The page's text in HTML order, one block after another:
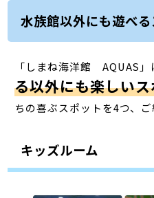
水族館以外にも遊べ
「しまね海洋館 AQUAS」
る以外にも楽しい
ちの喜ぶスポットを4つ、ご
キッズルーム